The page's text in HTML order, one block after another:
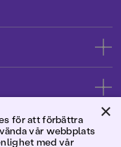
×
för att förbättra
vår webbplats
med vår